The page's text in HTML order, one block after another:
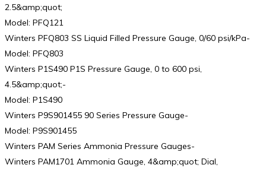
2.5&amp;quot;
Model: PFQ121
Winters PFQ803 SS Liquid Filled Pressure Gauge, 0/60 psi/kPa-
Model: PFQ803
Winters P1S490 P1S Pressure Gauge, 0 to 600 psi,
4.5&amp;quot;-
Model: P1S490
Winters P9S901455 90 Series Pressure Gauge-
Model: P9S901455
Winters PAM Series Ammonia Pressure Gauges-
Winters PAM1701 Ammonia Gauge, 4&amp;quot; Dial,